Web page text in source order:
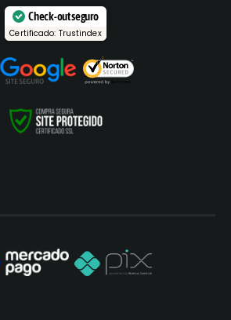
Check-out seguro
Certificado: Trustindex